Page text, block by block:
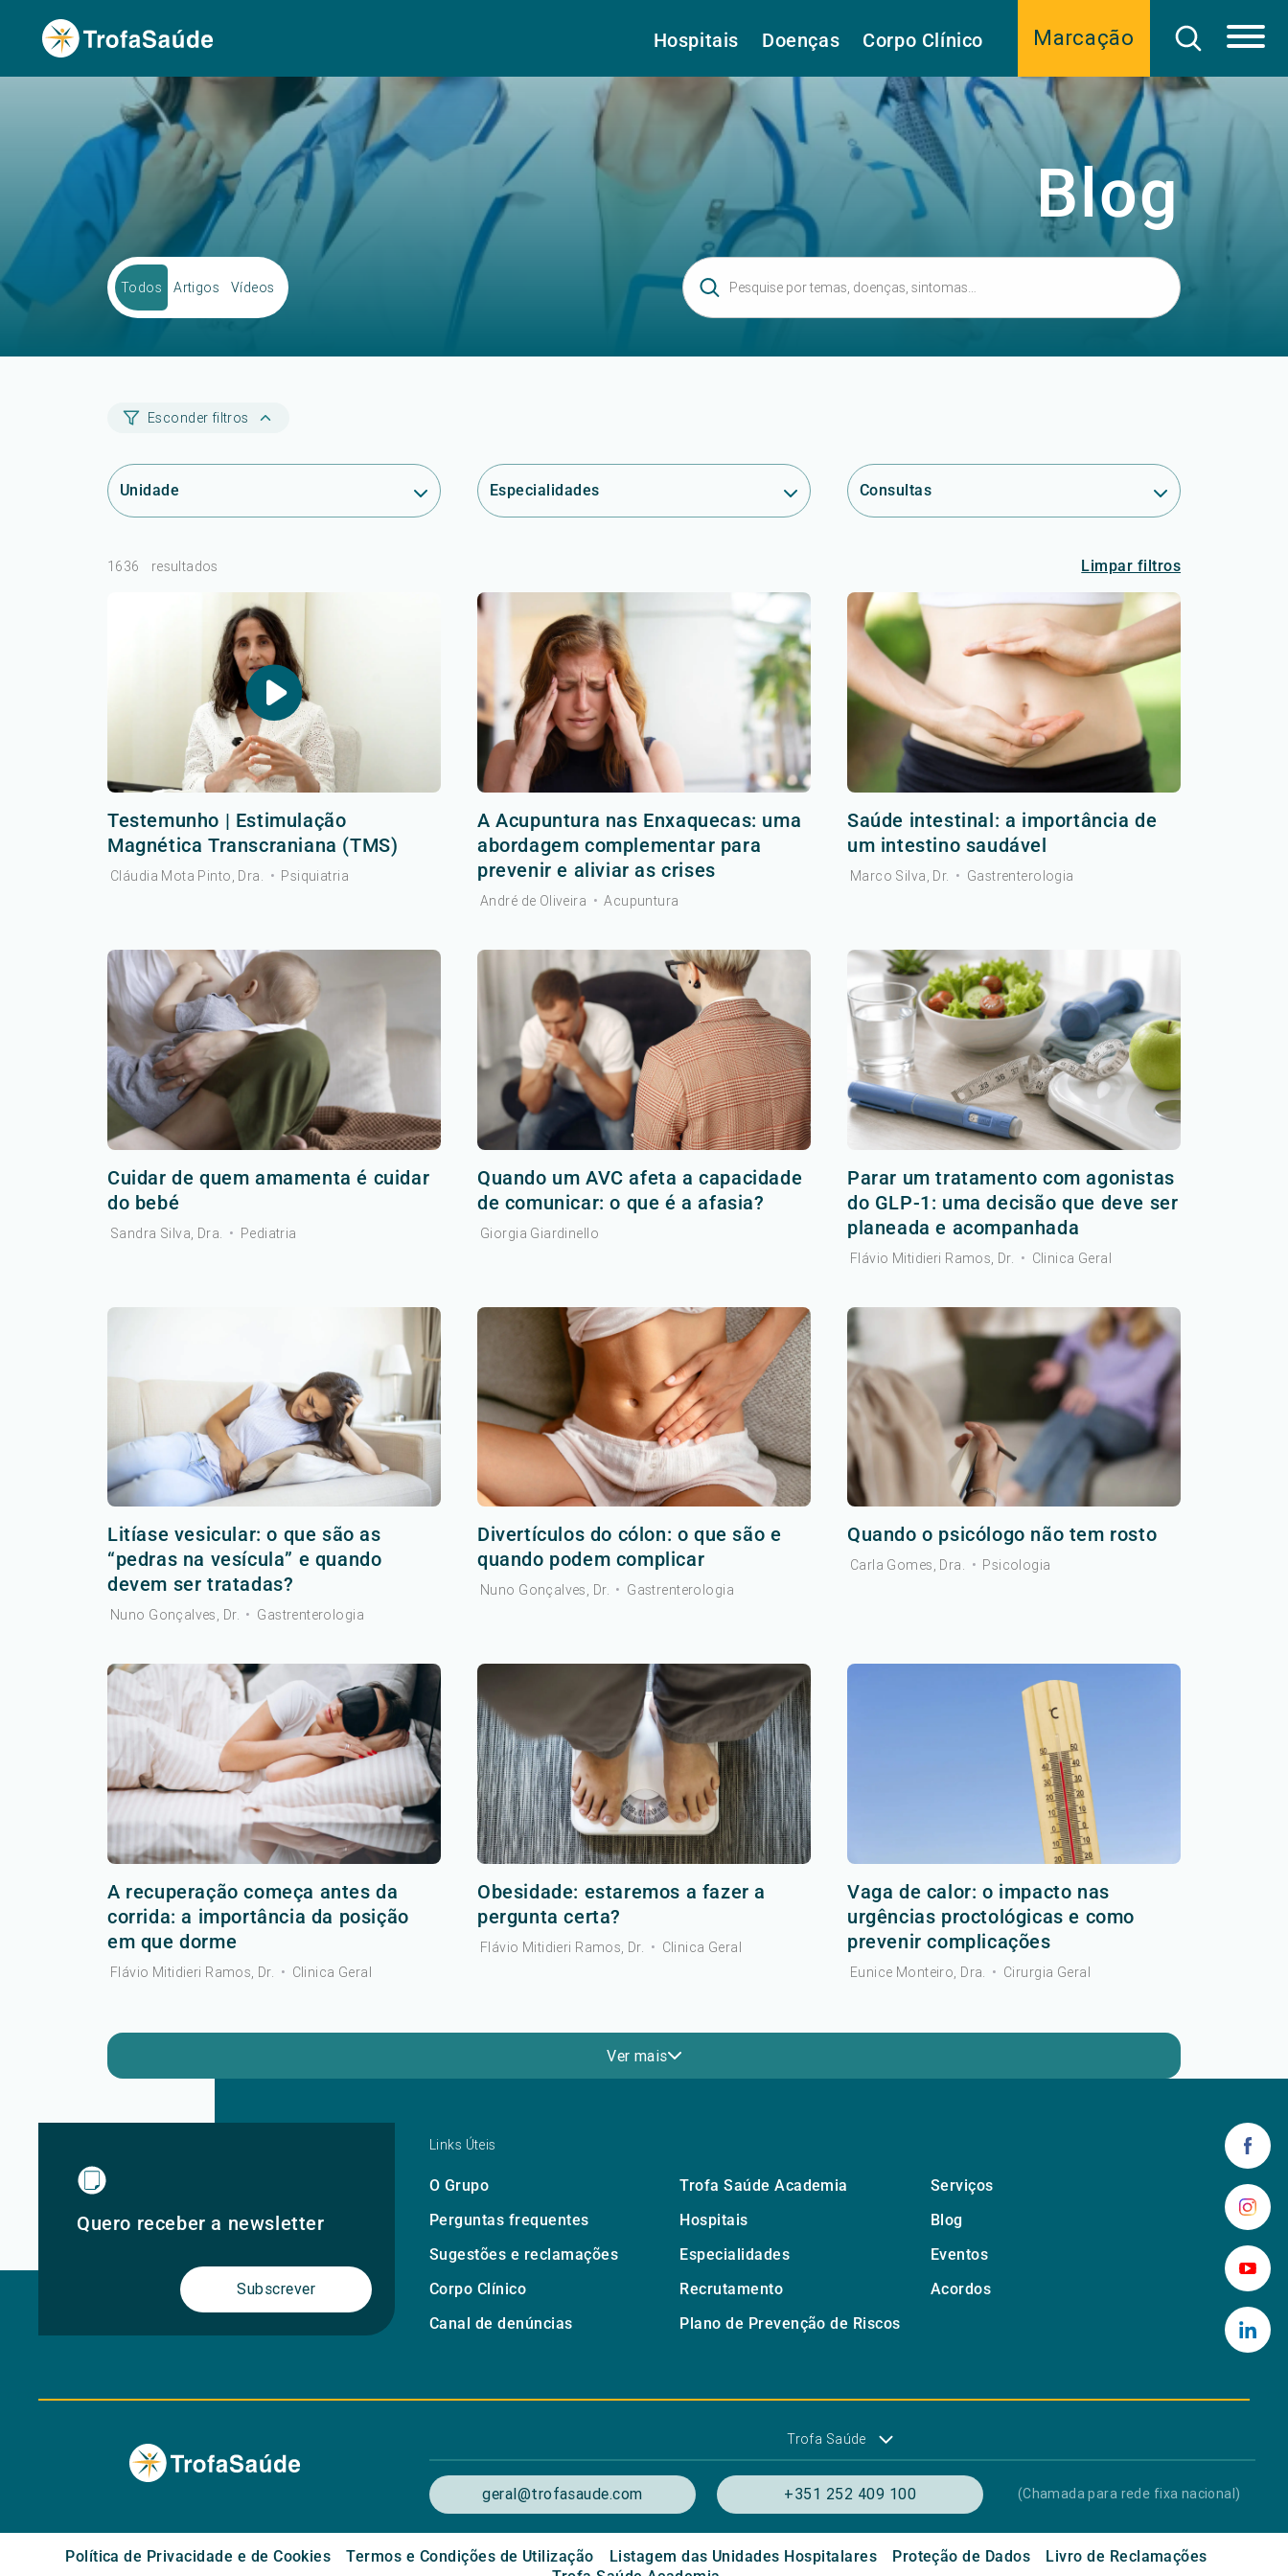
Marcação
Hospitais Doenças Corpo Clínico
Blog
Todos Artigos Vídeos
Esconder filtros
Unidade Especialidades Consultas
1636 resultados Limpar filtros
Testemunho | Estimulação
Magnética Transcraniana (TMS)
Cláudia Mota Pinto, Dra. • Psiquiatria
A Acupuntura nas Enxaquecas: uma
abordagem complementar para
prevenir e aliviar as crises
André de Oliveira • Acupuntura
Saúde intestinal: a importância de
um intestino saudável
Marco Silva, Dr. • Gastrenterologia
Cuidar de quem amamenta é cuidar
do bebé
Sandra Silva, Dra. • Pediatria
Quando um AVC afeta a capacidade
de comunicar: o que é a afasia?
Giorgia Giardinello
Parar um tratamento com agonistas
do GLP-1: uma decisão que deve ser
planeada e acompanhada
Flávio Mitidieri Ramos, Dr. • Clinica Geral
Litíase vesicular: o que são as
“pedras na vesícula” e quando
devem ser tratadas?
Nuno Gonçalves, Dr. • Gastrenterologia
Divertículos do cólon: o que são e
quando podem complicar
Nuno Gonçalves, Dr. • Gastrenterologia
Quando o psicólogo não tem rosto
Carla Gomes, Dra. • Psicologia
A recuperação começa antes da
corrida: a importância da posição
em que dorme
Flávio Mitidieri Ramos, Dr. • Clinica Geral
Obesidade: estaremos a fazer a
pergunta certa?
Flávio Mitidieri Ramos, Dr. • Clinica Geral
Vaga de calor: o impacto nas
urgências proctológicas e como
prevenir complicações
Eunice Monteiro, Dra. • Cirurgia Geral
Ver mais
Quero receber a newsletter
Subscrever
Links Úteis
O Grupo Trofa Saúde Academia
Serviços
Perguntas frequentes
Hospitais
Blog
Sugestões e reclamações
Especialidades
Eventos
Corpo Clínico
Recrutamento
Acordos
Canal de denúncias
Plano de Prevenção de Riscos
Trofa Saúde
geral@trofasaude.com +351 252 409 100 (Chamada para rede fixa nacional)
Política de Privacidade e de Cookies Termos e Condições de Utilização Listagem das Unidades Hospitalares Proteção de Dados
Livro de Reclamações